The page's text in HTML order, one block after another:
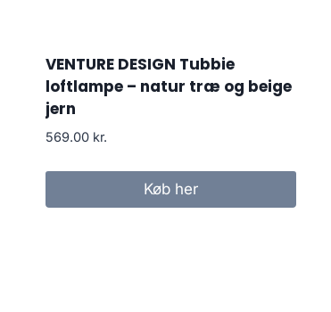
VENTURE DESIGN Tubbie
loftlampe – natur træ og beige
jern
569.00 kr.
Køb her